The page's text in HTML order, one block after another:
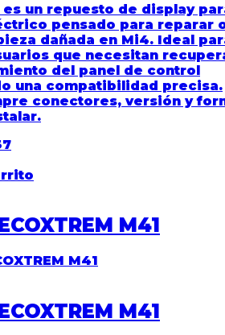
es un repuesto de display
pensado para reparar
dañada en Mi4. Ideal
que necesitan
del panel de control
una compatibilidad precisa.
conectores, versión y
M41
M41